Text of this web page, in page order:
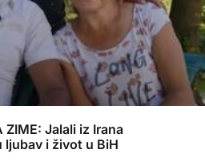
ZIME: Jalali iz Irana
ljubav i život u BiH